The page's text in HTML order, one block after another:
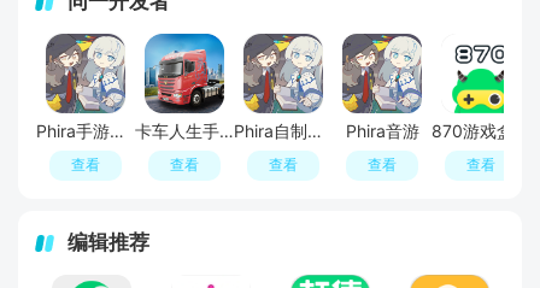
Phira手游官方安卓版
查看
卡车人生手机版2026最新版
查看
Phira自制谱模拟器
查看
Phira音游
查看 查看
编辑推荐